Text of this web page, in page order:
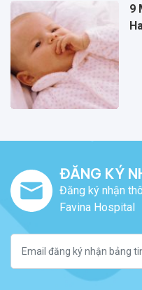
9
ĐĂNG KÝ
Đăng ký nhận
Favina Hospital